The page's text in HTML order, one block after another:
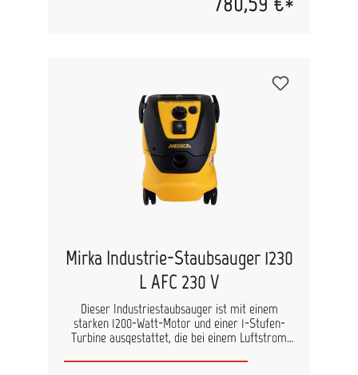
für eine bessere Manövrierbarkeit auf unebenen
(VAC): 220-240 Gewicht (kg): 14.5 Lautstärke, LpA
(dB): 60 Drehfrequenz (Hz): 50/60 Abmessung
LxBxH (mm): 565 x 385 x 565 Luftmenge (l/min):
4500 Vakuum (mbar): 250 Fassungsvermögen (l):
30
Mirka Industrie-Staubsauger 1230
L AFC 230 V
Dieser Industriestaubsauger ist mit einem
starken 1200-Watt-Motor und einer 1-Stufen-
Turbine ausgestattet, die bei einem Luftstrom
mbar erzeugt. Der Industrie-Staubsauger